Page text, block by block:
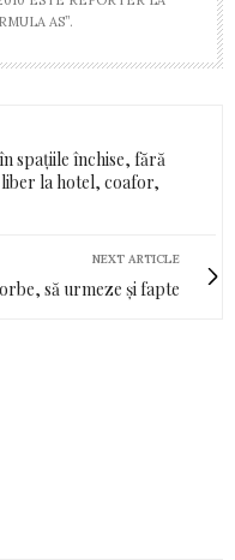
AS”.
spațiile închise, fără
la hotel, coafor,
NEXT ARTICLE
să urmeze și fapte